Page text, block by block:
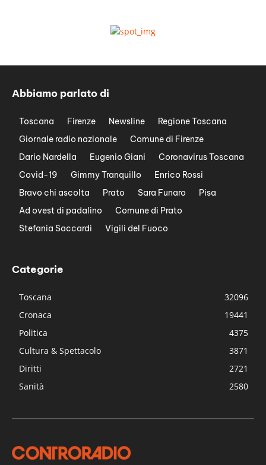
Abbiamo parlato di
Toscana Firenze Newsline
Regione Toscana
Giornale radio nazionale
Comune di Firenze
Dario Nardella
Eugenio Giani
Coronavirus Toscana
Covid-19
Gimmy Tranquillo
Enrico Rossi
Bravo chi ascolta
Prato Sara Funaro
Pisa
Ad ovest di padalino
Comune di Prato
Stefania Saccardi
Vigili del Fuoco
Categorie
Toscana
32096
Cronaca
19441
Politica
4375
Cultura & Spettacolo
3871
Diritti
2721
Sanità
2580